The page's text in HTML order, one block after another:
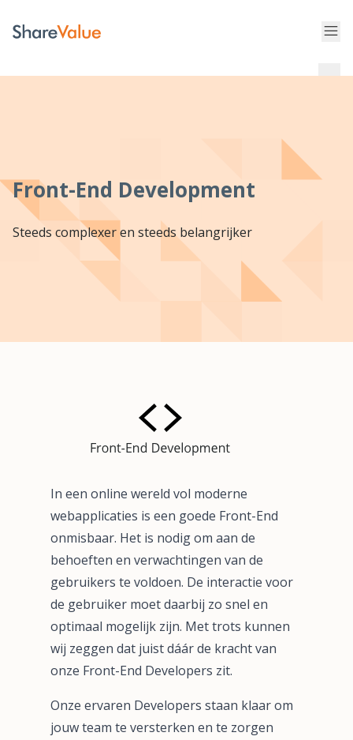
Front-End Development
Steeds complexer en steeds belangrijker
In een online wereld vol moderne
webapplicaties is een goede Front-End
onmisbaar. Het is nodig om aan de
behoeften en verwachtingen van de
gebruikers te voldoen. De interactie voor
de gebruiker moet daarbij zo snel en
optimaal mogelijk zijn. Met trots kunnen
wij zeggen dat juist dáár de kracht van
onze Front-End Developers zit.
Onze ervaren Developers staan klaar om
jouw team te versterken en te zorgen